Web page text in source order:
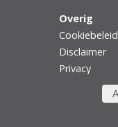
Overig
Cookiebeleid
Disclaimer
Privacy